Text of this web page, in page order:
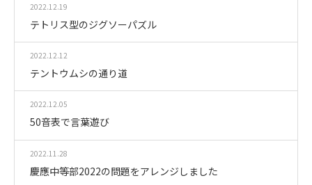
2022.12.19
テトリス型のジグソーパズル
2022.12.12
テントウムシの通り道
2022.12.05
50音表で言葉遊び
2022.11.28
慶應中等部2022の問題をアレンジしました